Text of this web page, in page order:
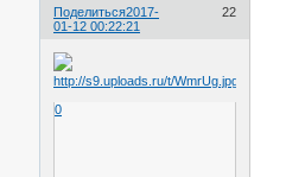
Поделиться 22
2017-
01-12 00:22:21
0